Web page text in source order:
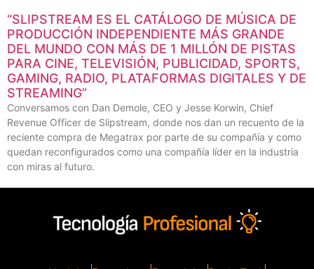
“SLIPSTREAM ES EL CATÁLOGO DE MÚSICA DE
PRODUCCIÓN INDEPENDIENTE MÁS GRANDE
DEL MUNDO CON MÁS DE 1 MILLÓN DE PISTAS
PARA CINE, TELEVISIÓN, PUBLICIDAD, SPORTS,
GAMING, RADIO, PLATAFORMAS DIGITALES Y DE
STREAMING”
Conversamos con Dan Demole, CEO y Jesse Korwin, Chief
Revenue Officer de Slipstream, donde nos dan un recuento de la
reciente compra de Megatrax por parte de su compañía y como
quedan reconfigurados como una compañía líder en la industria
con miras al futuro.